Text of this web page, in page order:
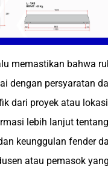
memastikan bahwa
dengan persyaratan
dari proyek atau lokasi
lebih lanjut tentang
keunggulan fender
atau pemasok yang